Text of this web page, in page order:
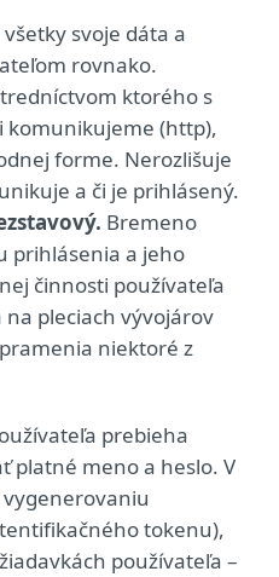
svoje dáta a
rovnako.
ktorého s
komunikujeme (http),
forme. Nerozlišuje
a či je prihlásený.
Bremeno
prihlásenia a jeho
činnosti používateľa
na pleciach vývojárov
niektoré z
prebieha
platné meno a heslo. V
vygenerovaniu
tokenu),
používateľa –